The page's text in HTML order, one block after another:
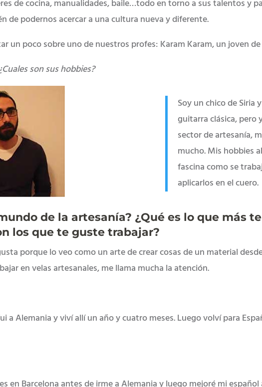
de cocina, manualidades, baile…todo en torno a sus talentos y
de podernos acercar a una cultura nueva y diferente.
un poco sobre uno de nuestros profes: Karam Karam, un joven
son sus hobbies?
Soy un chico de Siria
guitarra clásica, pero
sector de artesanía,
mucho. Mis hobbies
fascina como se
aplicarlos en el cuero.
de la artesanía? ¿Qué es lo que más
los que te guste trabajar?
porque lo veo como un arte de crear cosas de un material
en velas artesanales, me llama mucha la atención.
a Alemania y viví allí un año y cuatro meses. Luego volví para